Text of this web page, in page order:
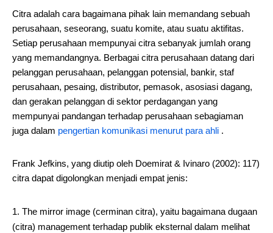
Citra adalah cara bagaimana pihak lain memandang sebuah
perusahaan, seseorang, suatu komite, atau suatu aktifitas.
Setiap perusahaan mempunyai citra sebanyak jumlah orang
yang memandangnya. Berbagai citra perusahaan datang dari
pelanggan perusahaan, pelanggan potensial, bankir, staf
perusahaan, pesaing, distributor, pemasok, asosiasi dagang,
dan gerakan pelanggan di sektor perdagangan yang
mempunyai pandangan terhadap perusahaan sebagiaman
juga dalam pengertian komunikasi menurut para ahli .
Frank Jefkins, yang diutip oleh Doemirat & Ivinaro (2002): 117)
citra dapat digolongkan menjadi empat jenis:
The mirror image (cerminan citra), yaitu bagaimana dugaan
(citra) management terhadap publik eksternal dalam melihat